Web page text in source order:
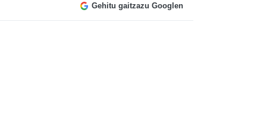
Gehitu gaitzazu Googlen